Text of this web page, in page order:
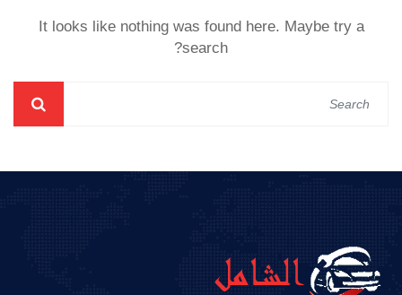
It looks like nothing was found here. Maybe try a
search?